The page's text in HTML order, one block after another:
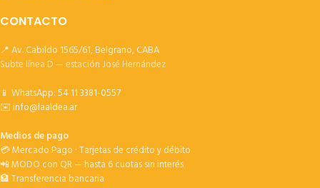
CONTACTO
📍 Av. Cabildo 1565/61, Belgrano, CABA
Subte línea D — estación José Hernández
📱 WhatsApp:54 11 3381-0557
✉️info@laaldea.ar
Medios de pago
💳 Mercado Pago · Tarjetas de crédito y débito
📲 MODO con QR — hasta 6 cuotas sin interés
🏦 Transferencia bancaria